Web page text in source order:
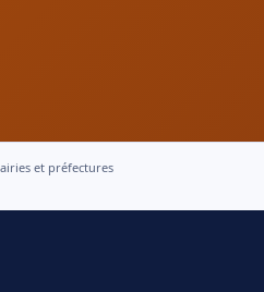
et préfectures